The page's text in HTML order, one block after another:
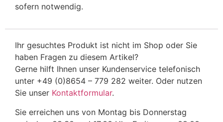
sofern notwendig.
Ihr gesuchtes Produkt ist nicht im Shop oder Sie
haben Fragen zu diesem Artikel?
Gerne hilft Ihnen unser Kundenservice telefonisch
unter +49 (0)8654 – 779 282 weiter. Oder nutzen
Sie unser Kontaktformular.
Sie erreichen uns von Montag bis Donnerstag